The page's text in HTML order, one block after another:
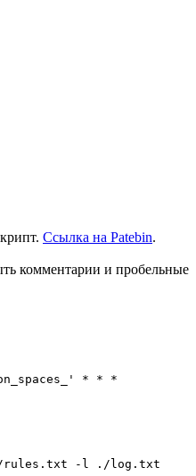
Ссылка на Patebin.
комментарии и пробельные